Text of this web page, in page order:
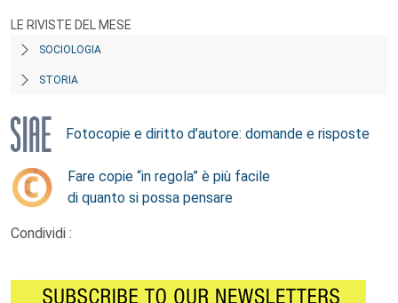
LE RIVISTE DEL MESE
SOCIOLOGIA
STORIA
Fotocopie e diritto d’autore: domande e risposte
Fare copie “in regola” è più facile
di quanto si possa pensare
Condividi :